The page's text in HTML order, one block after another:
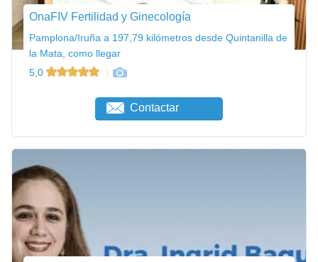
OnaFIV Fertilidad y Ginecología
Pamplona/Iruña a 197,79 kilómetros desde Quintanilla de
la Mata, como llegar
5,0
Contactar